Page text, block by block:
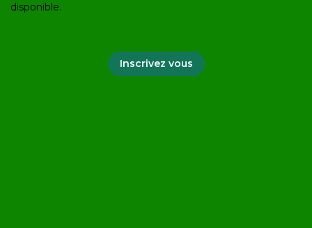
disponible.
Inscrivez vous